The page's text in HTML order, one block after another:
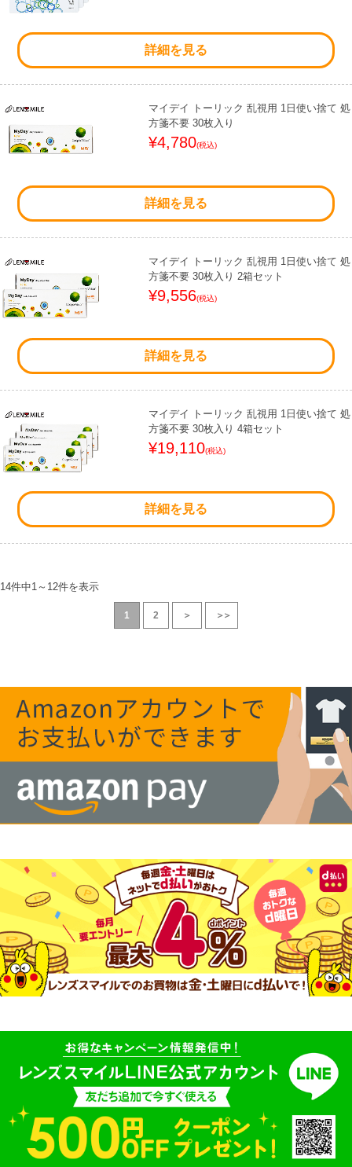
詳細を見る
マイデイ トーリック 乱視用 1日使い捨て 処
方箋不要 30枚入り
¥4,780(税込)
詳細を見る
マイデイ トーリック 乱視用 1日使い捨て 処
方箋不要 30枚入り 2箱セット
¥9,556(税込)
詳細を見る
マイデイ トーリック 乱視用 1日使い捨て 処
方箋不要 30枚入り 4箱セット
¥19,110(税込)
詳細を見る
14件中1 ～ 12件を表示
1 2 ＞ ＞＞